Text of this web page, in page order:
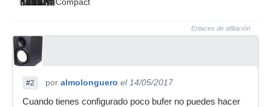
Enlaces de afiliación
#2 por almolonguero el 14/05/2017
Cuando tienes configurado poco bufer no puedes hacer